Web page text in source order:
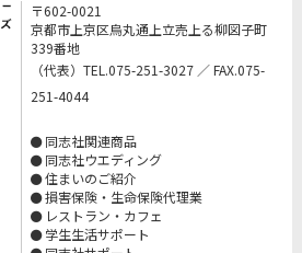
〒602-0021
京都市上京区烏丸通上立売上る柳図子町
339番地
（代表）TEL.075-251-3027 ／ FAX.075-
251-4044
同志社関連商品
同志社ウエディング
住まいのご紹介
損害保険・生命保険代理業
レストラン・カフェ
学生生活サポート